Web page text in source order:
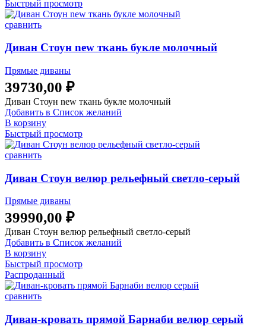
Быстрый просмотр
сравнить
Диван Стоун new ткань букле молочный
Прямые диваны
39730,00 ₽
Диван Стоун new ткань букле молочный
Добавить в Список желаний
В корзину
Быстрый просмотр
сравнить
Диван Стоун велюр рельефный светло-серый
Прямые диваны
39990,00 ₽
Диван Стоун велюр рельефный светло-серый
Добавить в Список желаний
В корзину
Быстрый просмотр
Распроданный
сравнить
Диван-кровать прямой Барнаби велюр серый